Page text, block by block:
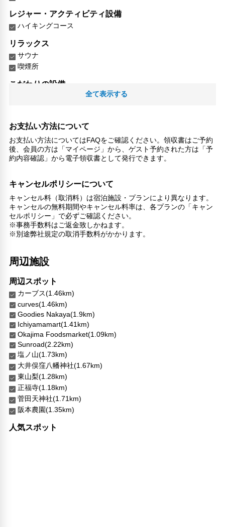
レジャー・アクティビティ設備
ハイキングコース
リラックス
サウナ
喫煙所
こだわりの設備
荷物預かりサービス
ツアーデスク
ランドリーサービス
その他サービス
共用ラウンジ/TVエリア
セーフティボックス（フロント）
医師/看護師 オンコール待機
リネン・衣類の湯洗い
キャッシュレス支払いサービス
全て表示する
お支払い方法について
お支払い方法についてはFAQをご確認ください。領収書はご予約
後、会員の方は「マイページ」から、ゲスト予約された方は「予
約内容確認」から電子領収書として発行できます。
キャンセルポリシーについて
キャンセル料（取消料）は宿泊施設・プランにより異なります。
キャンセルの無料期間やキャンセル料率は、各プランの「キャン
セルポリシー」で必ずご確認ください。
※事務手数料はご返金致しかねます。
※別途弊社規定の取消手数料がかかります。
周辺施設
周辺スポット
カーブス(1.46km)
curves(1.46km)
Goodies Nakaya(1.9km)
Ichiyamamart(1.41km)
Okajima Foodsmarket(1.09km)
Sunroad(2.22km)
塩ノ山(1.73km)
大井俣窪八幡神社(1.67km)
東山梨(1.28km)
正福寺(1.18km)
菅田天神社(1.71km)
阪本農園(1.35km)
人気スポット